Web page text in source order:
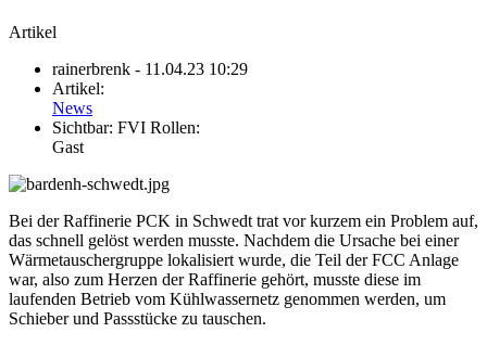
Artikel
rainerbrenk - 11.04.23 10:29
Artikel:
News
Sichtbar: FVI Rollen:
Gast
Bei der Raffinerie PCK in Schwedt trat vor kurzem ein Problem auf,
das schnell gelöst werden musste. Nachdem die Ursache bei einer
Wärmetauschergruppe lokalisiert wurde, die Teil der FCC Anlage
war, also zum Herzen der Raffinerie gehört, musste diese im
laufenden Betrieb vom Kühlwassernetz genommen werden, um
Schieber und Passstücke zu tauschen.